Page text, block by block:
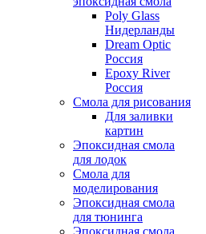
Poly Glass
Нидерланды
Dream Optic
Россия
Epoxy River
Россия
Смола для рисования
Для заливки
картин
Эпоксидная смола
для лодок
Смола для
моделирования
Эпоксидная смола
для тюнинга
Эпоксидная смола